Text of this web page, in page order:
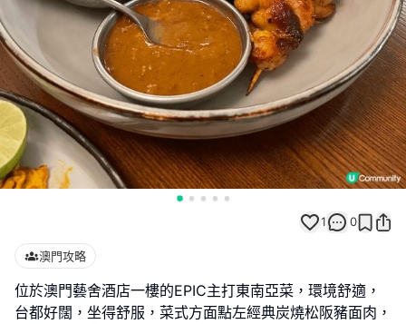
1 0
澳門攻略
位於澳門藝舍酒店一樓的EPIC主打東南亞菜，環境舒適，
台都好闊，坐得舒服，菜式方面點左經典炭燒松阪豬面肉，